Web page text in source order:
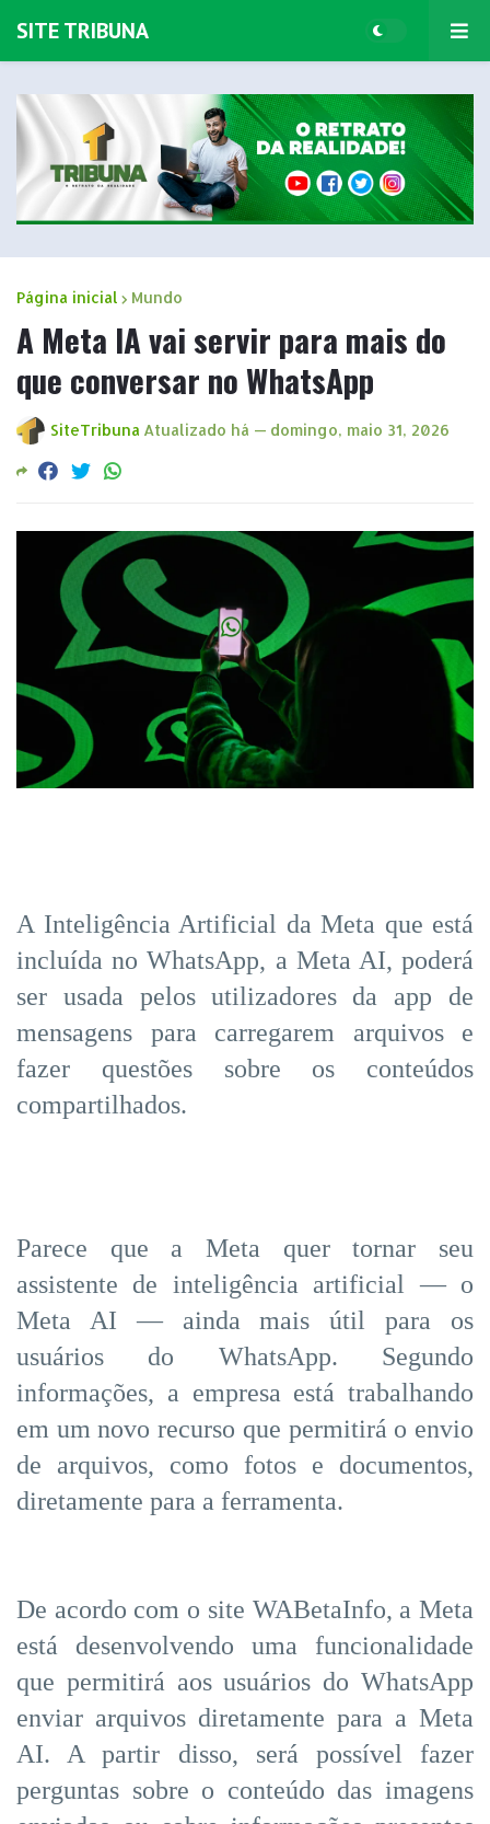
SITE TRIBUNA
Página inicial Mundo
A Meta IA vai servir para mais do
que conversar no WhatsApp
SiteTribuna Atualizado há — domingo, maio 31, 2026
A Inteligência Artificial da Meta que está
incluída no WhatsApp, a Meta AI, poderá
ser usada pelos utilizadores da app de
mensagens para carregarem arquivos e
fazer questões sobre os conteúdos
compartilhados.
Parece que a Meta quer tornar seu
assistente de inteligência artificial — o
Meta AI — ainda mais útil para os
usuários do WhatsApp. Segundo
informações, a empresa está trabalhando
em um novo recurso que permitirá o envio
de arquivos, como fotos e documentos,
diretamente para a ferramenta.
De acordo com o site WABetaInfo, a Meta
está desenvolvendo uma funcionalidade
que permitirá aos usuários do WhatsApp
enviar arquivos diretamente para a Meta
AI. A partir disso, será possível fazer
perguntas sobre o conteúdo das imagens